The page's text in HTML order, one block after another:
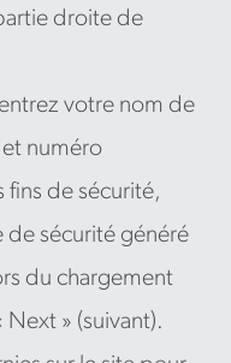
droite de
votre nom de
numéro
fins de sécurité,
de sécurité généré
du chargement
» (suivant).